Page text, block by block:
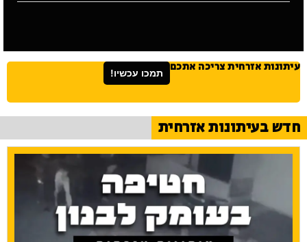
עיתונות אזרחית צריכה אתכם תמכו עכשיו!
חדש בעיתונות אזרחית